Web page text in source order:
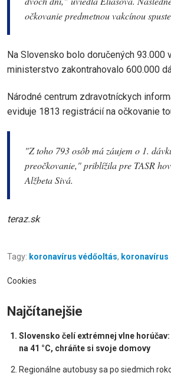
očkovanie predmetnou vakcínou
Na Slovensko bolo doručených 93.000
ministerstvo zakontrahovalo 600.000
Národné centrum zdravotníckych
eviduje 1813 registrácií na očkovanie
"Z toho 793 osôb má záujem o 1.
preočkovanie," priblížila pre TASR
Alžbeta Sivá.
teraz.sk
Tagy: koronavírus védőoltás, koronavírus
Cookies
Najčítanejšie
Slovensko čelí extrémnej vlne
na 41 °C, chráňte si svoje domovy
Regionálne autobusy sa po siedmich